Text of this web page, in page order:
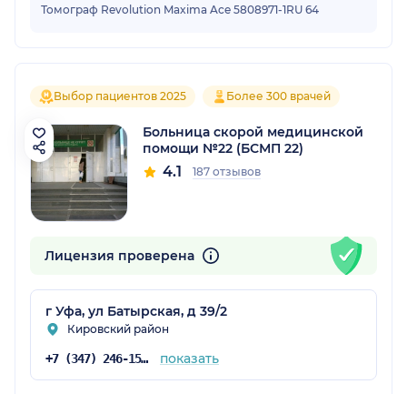
Томограф Revolution Maxima Ace 5808971-1RU 64
Выбор пациентов 2025 Более 300 врачей
Больница скорой медицинской
помощи №22 (БСМП 22)
4.1 187 отзывов
Лицензия проверена
г Уфа, ул Батырская, д 39/2
Кировский район
+7 (347) 246-15-80 показать